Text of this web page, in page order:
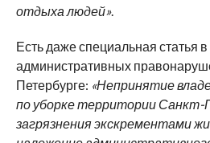
отдыха людей».
Есть даже специальная статья
административных
Петербурге: «Непринятие
по уборке территории
загрязнения экскрементами